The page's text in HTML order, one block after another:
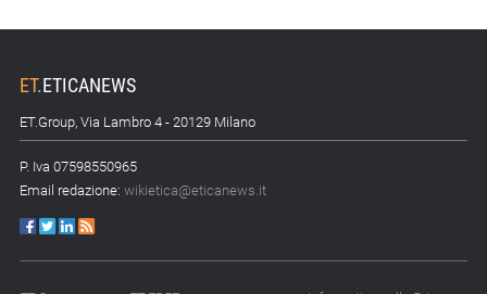
ET.ETICANEWS
ET.Group, Via Lambro 4 - 20129 Milano
P. Iva 07598550965
Email redazione: wikietica@eticanews.it